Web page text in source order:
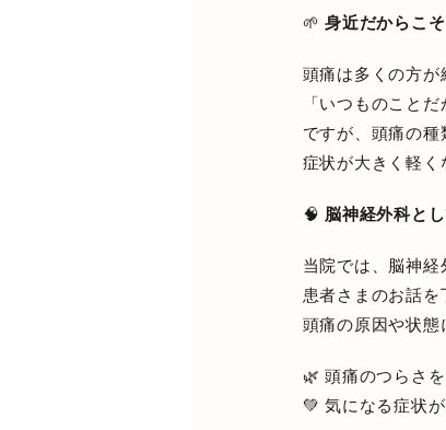
🌱 身近だからこ
頭痛は多くの方が
「いつものこと
ですが、頭痛の
症状が大きく軽く
🧠 脳神経外科と
当院では、脳神経
患者さまのお話を
頭痛の原因や状態
🌿 頭痛のつらさ
💚 気になる症状